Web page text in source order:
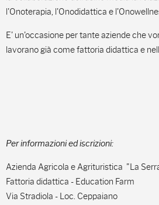
l'Onoterapia, l'Onodidattica e
E' un'occasione per tante aziende che
lavorano già come fattoria didattica e
Per informazioni ed iscrizioni:
Azienda Agricola e Agrituristica "La
Fattoria didattica - Education Farm
Via Stradiola - Loc. Ceppaiano